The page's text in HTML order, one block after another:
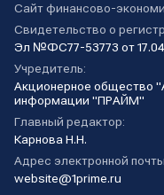
Сайт финансово-
Свидетельство о
Эл №ФС77-53773 от
Учредитель:
Акционерное общество
информации "ПРАЙМ"
Главный редактор:
Карнова Н.Н.
Адрес электронной
website@1prime.ru